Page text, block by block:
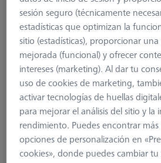
sesión seguro (técnicamente
estadísticas que optimizan la
sitio (estadísticas), proporcionar
mejorada (funcional) y ofrecer
intereses (marketing). Al dar tu
uso de cookies de marketing,
activar tecnologías de huellas
para mejorar el análisis del sitio y
rendimiento. Puedes encontrar
opciones de personalización en
cookies», donde puedes cambiar